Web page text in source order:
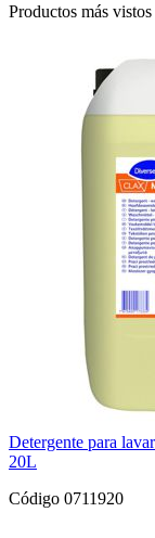
Productos más
Detergente para
20L
Código 0711920